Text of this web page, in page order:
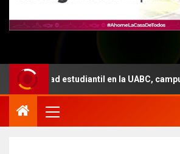
estudiantil en la UABC, campus Mexicali.